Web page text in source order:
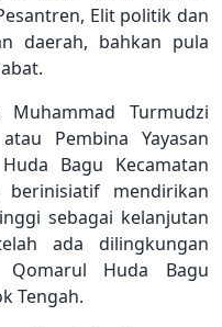
Elit politik dan
daerah, bahkan pula
Turmudzi
Pembina Yayasan
Bagu Kecamatan
berinisiatif mendirikan
sebagai kelanjutan
ada dilingkungan
Qomarul Huda Bagu
Tengah.